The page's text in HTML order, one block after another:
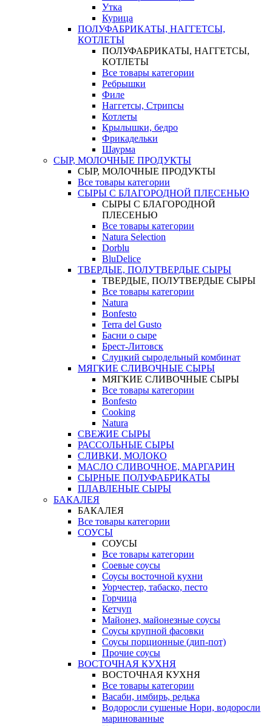
Утка
Курица
ПОЛУФАБРИКАТЫ, НАГГЕТСЫ,
КОТЛЕТЫ
ПОЛУФАБРИКАТЫ, НАГГЕТСЫ,
КОТЛЕТЫ
Все товары категории
Ребрышки
Филе
Наггетсы, Стрипсы
Котлеты
Крылышки, бедро
Фрикадельки
Шаурма
СЫР, МОЛОЧНЫЕ ПРОДУКТЫ
СЫР, МОЛОЧНЫЕ ПРОДУКТЫ
Все товары категории
СЫРЫ С БЛАГОРОДНОЙ ПЛЕСЕНЬЮ
СЫРЫ С БЛАГОРОДНОЙ
ПЛЕСЕНЬЮ
Все товары категории
Natura Selection
Dorblu
BluDelice
ТВЕРДЫЕ, ПОЛУТВЕРДЫЕ СЫРЫ
ТВЕРДЫЕ, ПОЛУТВЕРДЫЕ СЫРЫ
Все товары категории
Natura
Bonfesto
Terra del Gusto
Басни о сыре
Брест-Литовск
Слуцкий сыродельный комбинат
МЯГКИЕ СЛИВОЧНЫЕ СЫРЫ
МЯГКИЕ СЛИВОЧНЫЕ СЫРЫ
Все товары категории
Bonfesto
Cooking
Natura
СВЕЖИЕ СЫРЫ
РАССОЛЬНЫЕ СЫРЫ
СЛИВКИ, МОЛОКО
МАСЛО СЛИВОЧНОЕ, МАРГАРИН
СЫРНЫЕ ПОЛУФАБРИКАТЫ
ПЛАВЛЕНЫЕ СЫРЫ
БАКАЛЕЯ
БАКАЛЕЯ
Все товары категории
СОУСЫ
СОУСЫ
Все товары категории
Соевые соусы
Соусы восточной кухни
Уорчестер, табаско, песто
Горчица
Кетчуп
Майонез, майонезные соусы
Соусы крупной фасовки
Соусы порционные (дип-пот)
Прочие соусы
ВОСТОЧНАЯ КУХНЯ
ВОСТОЧНАЯ КУХНЯ
Все товары категории
Васаби, имбирь, редька
Водоросли сушеные Нори, водоросли
маринованные